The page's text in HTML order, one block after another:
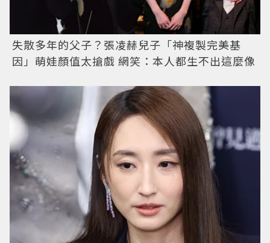
失散多年的父子？張凌赫兒子「神複製完美基
因」萌娃顏值太搶戲 網笑：本人都生不出這麼像